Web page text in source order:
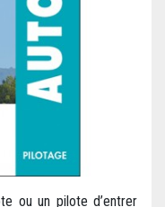
ou un pilote d’entrer